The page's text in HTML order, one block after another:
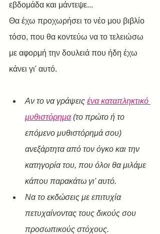
εβδομάδα και μάντεψε...
Θα έχω προχωρήσει το νέο μου βιβλίο
τόσο, που θα κοντεύω να το τελειώσω
με αφορμή την δουλειά που ήδη έχω
κάνει γι' αυτό.
Αν το να γράψεις ένα καταπληκτικό
μυθιστόρημα (το πρώτο ή το
επόμενο μυθιστόρημά σου)
ανεξάρτητα από τον όγκο και την
κατηγορία του, που όλοι θα μιλάμε
κάπου παρακάτω γι' αυτό.
Να το εκδώσεις με επιτυχία
πετυχαίνοντας τους δικούς σου
προσωπικούς στόχους.